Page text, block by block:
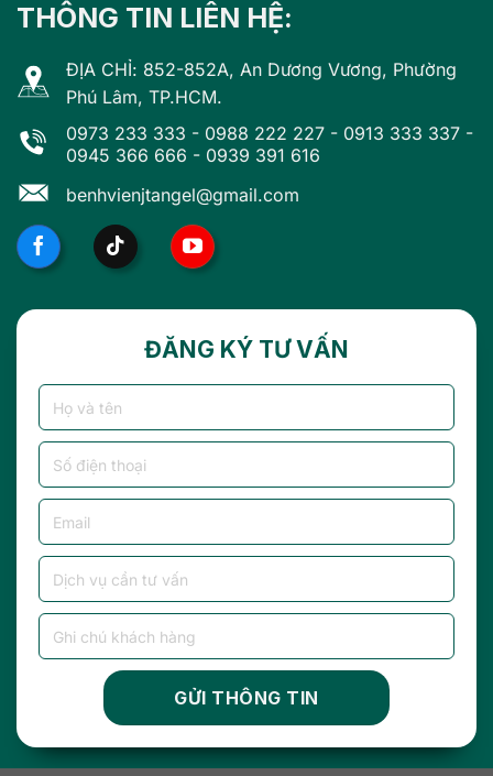
THÔNG TIN LIÊN HỆ:
ĐỊA CHỈ: 852-852A, An Dương Vương, Phường
Phú Lâm, TP.HCM.
0973 233 333 - 0988 222 227 - 0913 333 337 -
0945 366 666 - 0939 391 616
benhvienjtangel@gmail.com
ĐĂNG KÝ TƯ VẤN